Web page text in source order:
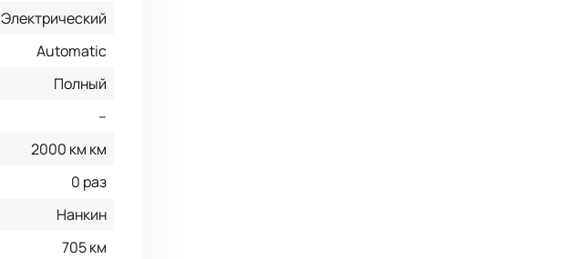
Электрический
Automatic
Полный
--
2000 км км
0 раз
Нанкин
705 км